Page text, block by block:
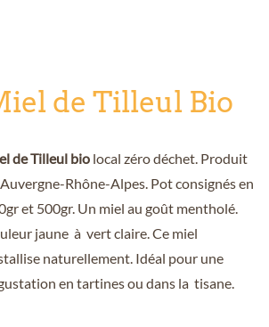
de Tilleul Bio
de Tilleul biolocal zéro déchet. Produit
Rhône-Alpes. Pot consignés en
et 500gr. Un miel au goût mentholé.
jaune à vert claire. Ce miel
naturellement. Idéal pour une
en tartines ou dans la tisane.